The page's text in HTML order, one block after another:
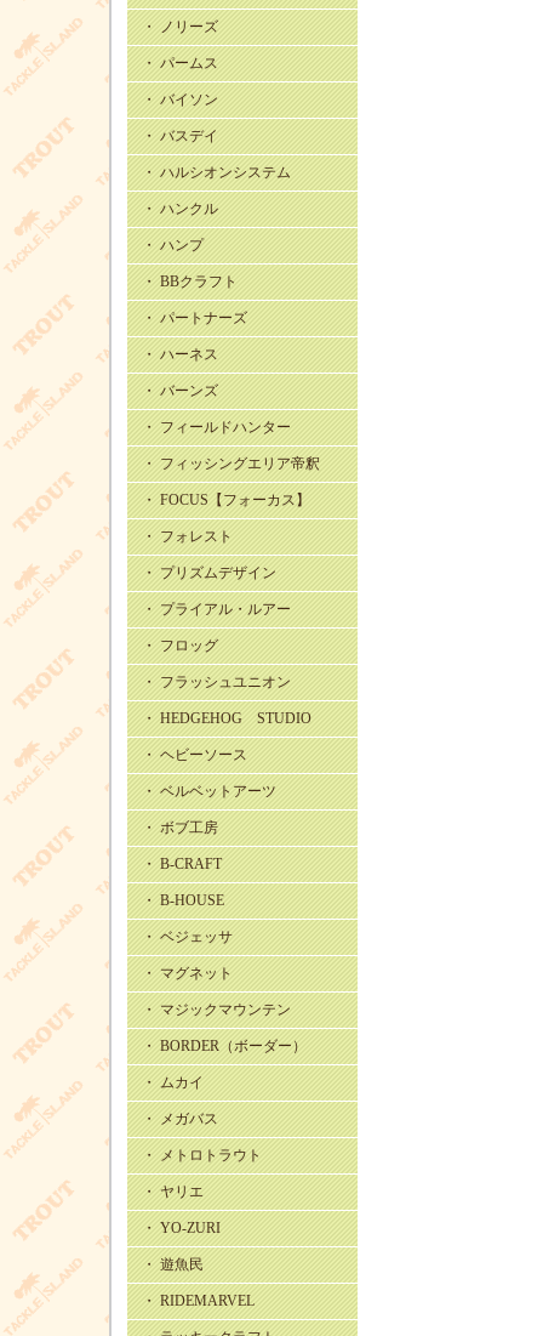
・ ノリーズ
・ パームス
・ バイソン
・ バスデイ
・ ハルシオンシステム
・ ハンクル
・ ハンプ
・ BBクラフト
・ パートナーズ
・ ハーネス
・ バーンズ
・ フィールドハンター
・ フィッシングエリア帝釈
・ FOCUS【フォーカス】
・ フォレスト
・ プリズムデザイン
・ プライアル・ルアー
・ フロッグ
・ フラッシュユニオン
・ HEDGEHOG STUDIO
・ ヘビーソース
・ ベルベットアーツ
・ ボブ工房
・ B-CRAFT
・ B-HOUSE
・ ベジェッサ
・ マグネット
・ マジックマウンテン
・ BORDER（ボーダー）
・ ムカイ
・ メガバス
・ メトロトラウト
・ ヤリエ
・ YO-ZURI
・ 遊魚民
・ RIDEMARVEL